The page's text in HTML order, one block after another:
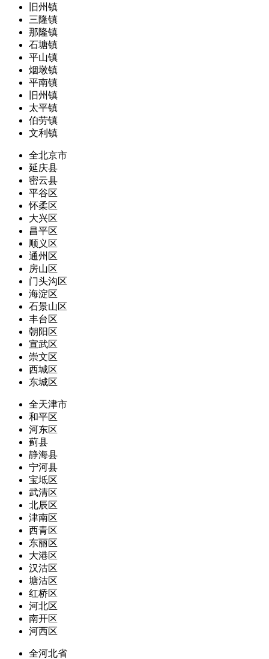
旧州镇
三隆镇
那隆镇
石塘镇
平山镇
烟墩镇
平南镇
旧州镇
太平镇
伯劳镇
文利镇
全北京市
延庆县
密云县
平谷区
怀柔区
大兴区
昌平区
顺义区
通州区
房山区
门头沟区
海淀区
石景山区
丰台区
朝阳区
宣武区
崇文区
西城区
东城区
全天津市
和平区
河东区
蓟县
静海县
宁河县
宝坻区
武清区
北辰区
津南区
西青区
东丽区
大港区
汉沽区
塘沽区
红桥区
河北区
南开区
河西区
全河北省